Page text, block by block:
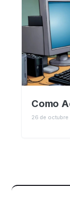
Como
26 de octubre